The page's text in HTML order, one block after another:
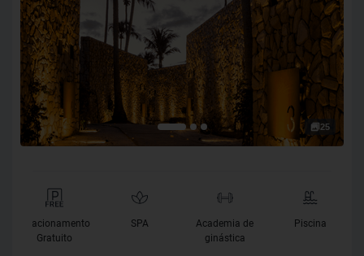
25
Estacionamento
Gratuito
SPA
Academia de
ginástica
Piscina